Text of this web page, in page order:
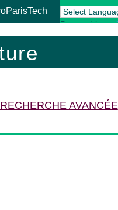
Powered by
RECHERCHE AVANCÉE